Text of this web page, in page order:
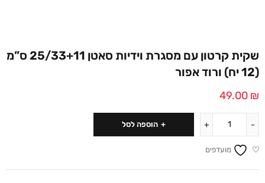
שקית קרטון עם מסגרת וידיות סאטן 25/33+11 ס”מ
(12 יח) ורוד אפור
49.00 ₪
הוספה לסל
מועדפים